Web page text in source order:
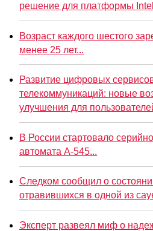
решение для платформы
Возраст каждого шестого
менее 25 лет...
Развитие цифровых
телекоммуникаций: новые
улучшения для
В России стартовало
автомата А-545...
Следком сообщил о
отравившихся в одной из
Эксперт развеял миф о